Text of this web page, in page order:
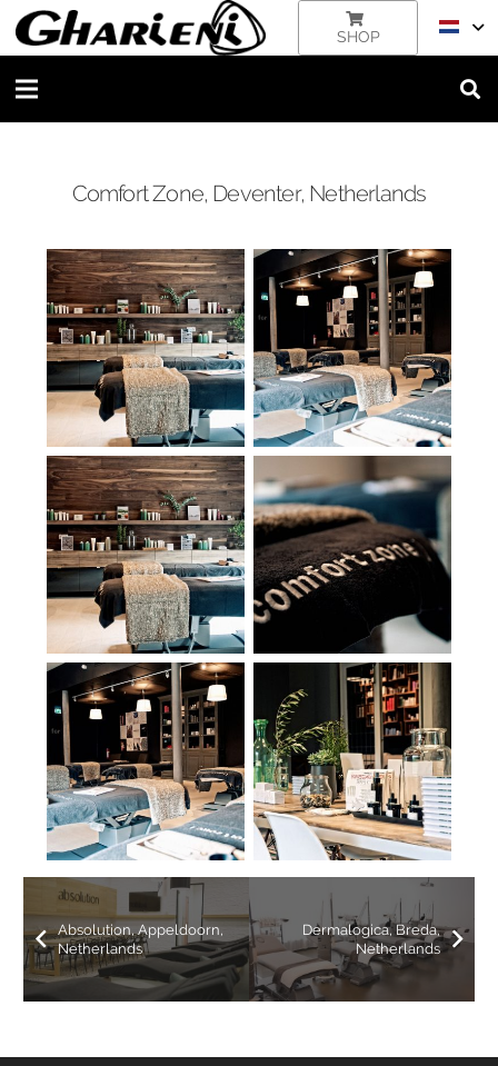
SHOP
Comfort Zone, Deventer, Netherlands
Absolution, Appeldoorn,
Netherlands
Dermalogica, Breda,
Netherlands